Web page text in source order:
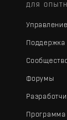
ДЛЯ
Поддержка
Форумы
Программа